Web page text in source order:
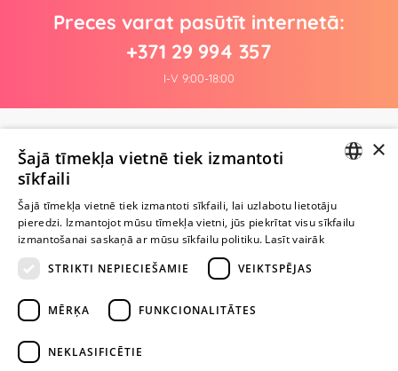
Preces varat pasūtīt internetā:
+371 29 994 357
I-V 9:00-18:00
Esi pirmais!
Uzraksti atsauksmi un SAŅEM DĀVANU!
šo vietni vari tikai no 18 gadu vecuma.
RUSSIAN
×
Šajā tīmekļa vietnē tiek izmantoti
sīkfaili
Šajā tīmekļa vietnē tiek izmantoti sīkfaili, lai uzlabotu lietotāju
pieredzi. Izmantojot mūsu tīmekļa vietni, jūs piekrītat visu sīkfailu
izmantošanai saskaņā ar mūsu sīkfailu politiku. Lasīt vairāk
STRIKTI NEPIECIEŠAMIE
VEIKTSPĒJAS
MĒRĶA FUNKCIONALITĀTES
NEKLASIFICĒTIE